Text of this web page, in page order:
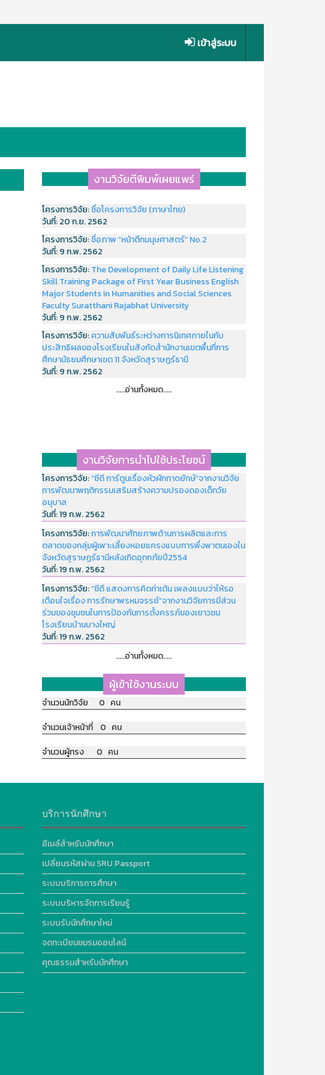
เข้าสู่ระบบ
งานวิจัยตีพิมพ์เผยแพร่
โครงการวิจัย:ชื่อโครงการวิจัย (ภาษาไทย)
วันที่:20 ก.ย. 2562
โครงการวิจัย:ชื่อภาพ “หน้าตึกมนุษศาสตร์” No.2
วันที่:9 ก.พ. 2562
โครงการวิจัย:The Development of Daily Life Listening
Skill Training Package of First Year Business English
Major Students in Humanities and Social Sciences
Faculty Suratthani Rajabhat University
วันที่:9 ก.พ. 2562
โครงการวิจัย:ความสัมพันธ์ระหว่างการนิเทศภายในกับ
ประสิทธิผลของโรงเรียนในสังกัดสำนักงานเขตพื้นที่การ
ศึกษามัธยมศึกษาเขต 11 จังหวัดสุราษฎร์ธานี
วันที่:9 ก.พ. 2562
.....อ่านทั้งหมด.....
งานวิจัยการนำไปใช้ประโยชน์
โครงการวิจัย:“ซีดี การ์ตูนเรื่องหัวผักกาดยักษ์”จากงานวิจัย
การพัฒนาพฤติกรรมเสริมสร้างความปรองดองเด็กวัย
อนุบาล
วันที่:19 ก.พ. 2562
โครงการวิจัย:การพัฒนาศักยภาพด้านการผลิตและการ
ตลาดของกลุ่มผู้เพาะเลี้ยงหอยแครงแบบการพึ่งพาตนเองใน
จังหวัดสุราษฏร์ธานีหลังเกิดอุทกภัยปี2554
วันที่:19 ก.พ. 2562
โครงการวิจัย:“ซีดี แสดงการคิดท่าเต้น เพลงแบบว่าให้รอ
เตือนใจเรื่อง การรักษาพรหมจรรย์”จากงานวิจัยการมีส่วน
ร่วมของชุมชนในการป้องกันการตั้งครรภ์ของเยาวชน
โรงเรียนบ้านบางใหญ่
วันที่:19 ก.พ. 2562
.....อ่านทั้งหมด.....
ผู้เข้าใช้งานระบบ
จำนวนนักวิจัย 0 คน
จำนวนเจ้าหน้าที่ 0 คน
จำนวนผู้ทรง 0 คน
บริการนักศึกษา
อีเมล์สำหรับนักศึกษา
เปลี่ยนรหัสผ่าน SRU Passport
ระบบบริการการศึกษา
ระบบบริหารจัดการเรียนรู้
ระบบรับนักศึกษาใหม่
จดทะเบียนชมรมออนไลน์
คุณธรรมสำหรับนักศึกษา